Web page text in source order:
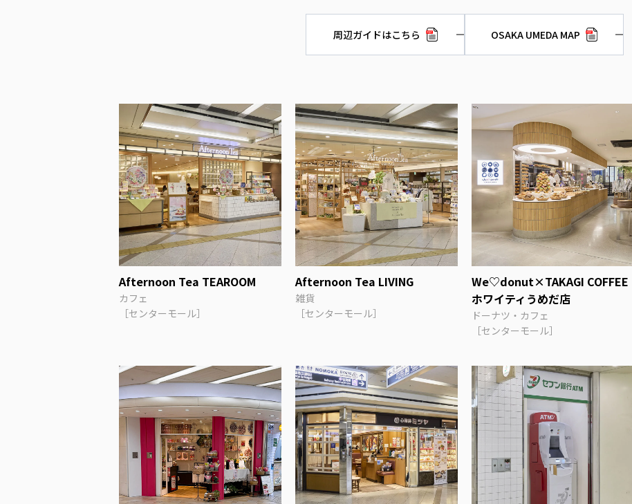
周辺ガイドはこちら OSAKA UMEDA MAP
Afternoon Tea TEAROOM
カフェ
［センターモール］
Afternoon Tea LIVING
雑貨
［センターモール］
We♡donut×TAKAGI COFFEE
ホワイティうめだ店
ドーナツ・カフェ
［センターモール］